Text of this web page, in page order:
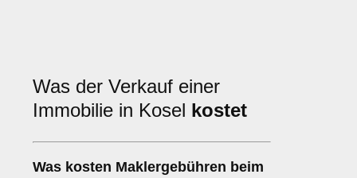
Was der Verkauf einer
Immobilie in Kosel kostet
Was kosten Maklergebühren beim